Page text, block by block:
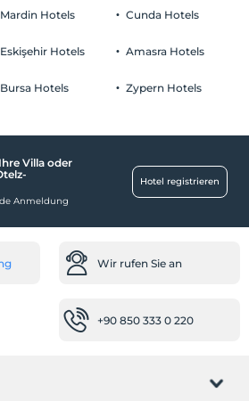
Mardin Hotels
Eskişehir Hotels
Bursa Hotels
Cunda Hotels
Amasra Hotels
Zypern Hotels
Villa oder
Anmeldung
Hotel registrieren
Wir rufen Sie an
+90 850 333 0 220